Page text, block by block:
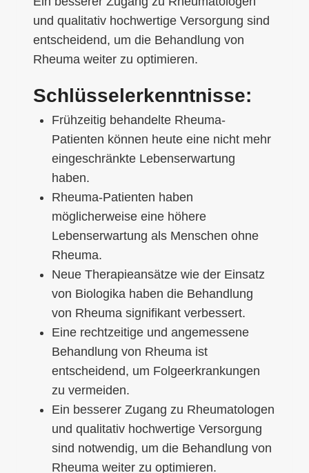
und qualitativ hochwertige Versorgung sind
entscheidend, um die Behandlung von
Rheuma weiter zu optimieren.
Schlüsselerkenntnisse:
Frühzeitig behandelte Rheuma-
Patienten können heute eine nicht mehr
eingeschränkte Lebenserwartung
haben.
Rheuma-Patienten haben
möglicherweise eine höhere
Lebenserwartung als Menschen ohne
Rheuma.
Neue Therapieansätze wie der Einsatz
von Biologika haben die Behandlung
von Rheuma signifikant verbessert.
Eine rechtzeitige und angemessene
Behandlung von Rheuma ist
entscheidend, um Folgeerkrankungen
zu vermeiden.
Ein besserer Zugang zu Rheumatologen
und qualitativ hochwertige Versorgung
sind notwendig, um die Behandlung von
Rheuma weiter zu optimieren.